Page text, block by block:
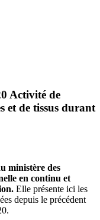
Activité de
et de tissus durant
ministère des
en continu et
Elle présente ici les
depuis le précédent